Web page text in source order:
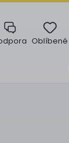
Oblíbené